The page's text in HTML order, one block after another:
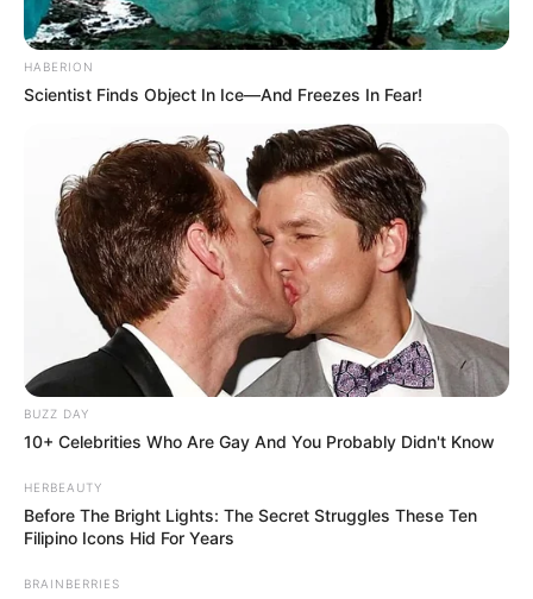
HABERION
Scientist Finds Object In Ice—And Freezes In Fear!
BUZZ DAY
10+ Celebrities Who Are Gay And You Probably Didn't Know
HERBEAUTY
Before The Bright Lights: The Secret Struggles These Ten
Filipino Icons Hid For Years
BRAINBERRIES